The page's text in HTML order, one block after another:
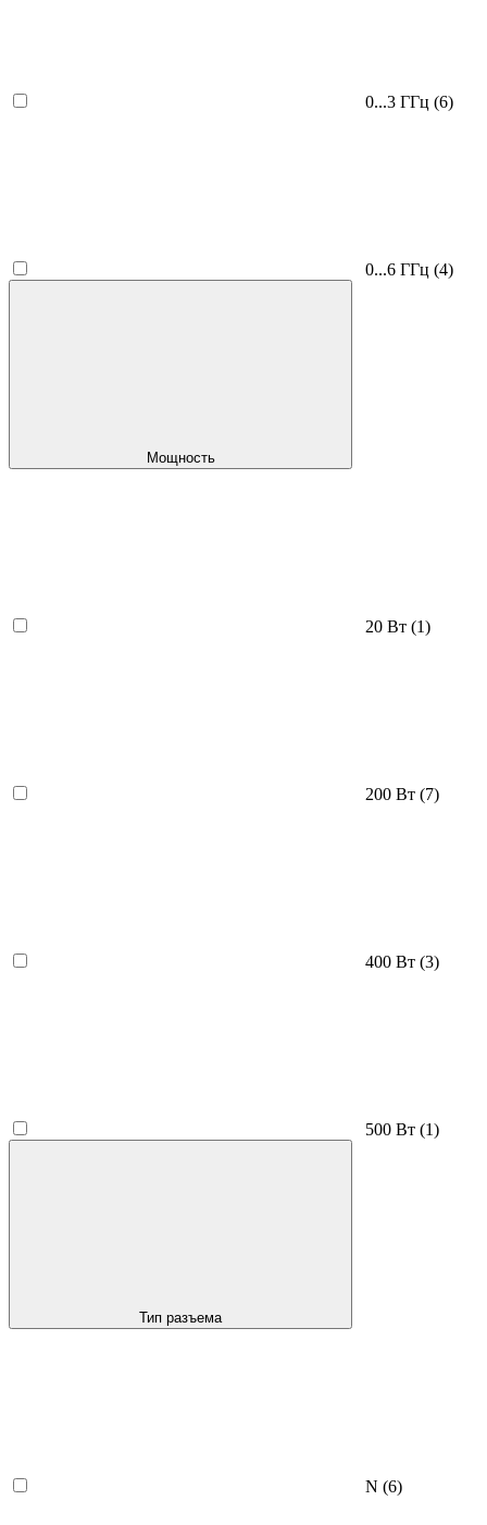
0...3 ГГц (6)
0...6 ГГц (4)
Мощность
20 Вт (1)
200 Вт (7)
400 Вт (3)
500 Вт (1)
Тип разъема
N (6)